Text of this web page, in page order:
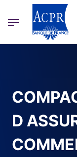
ACPR Menu Principal
D